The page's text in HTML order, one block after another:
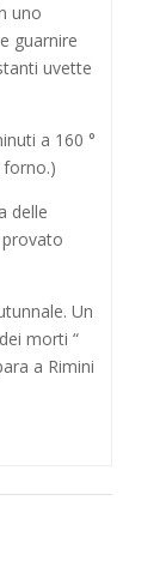
uno
guarnire
uvette
a 160 °
delle
Un
morti “
a Rimini